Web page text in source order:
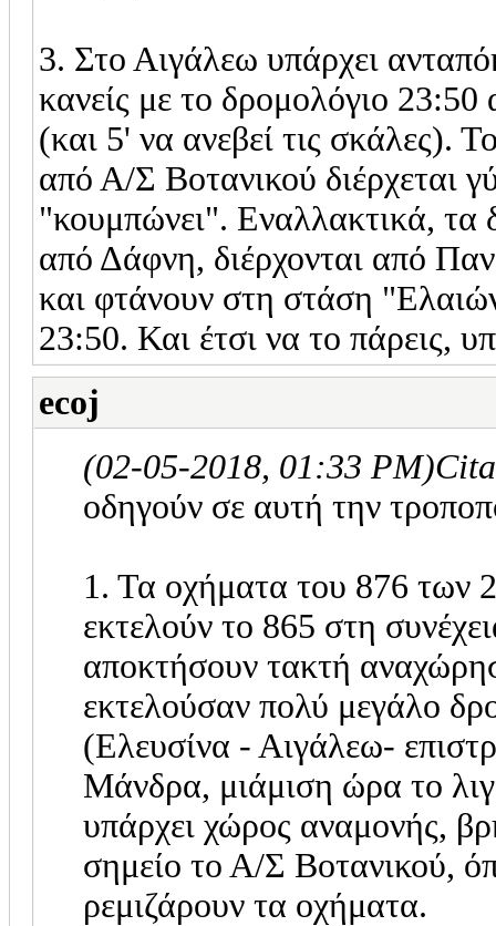
3. Στο Αιγάλεω υπάρχει
κανείς με το δρομολόγιο
(και 5' να ανεβεί τις σκάλες).
από Α/Σ Βοτανικού διέρχεται
"κουμπώνει". Εναλλακτικά, τα
από Δάφνη, διέρχονται από
και φτάνουν στη στάση
23:50. Και έτσι να το πάρεις,
ecoj
(02-05-2018, 01:33 PM)
οδηγούν σε αυτή την
1. Τα οχήματα του 876 των
εκτελούν το 865 στη
αποκτήσουν τακτή
εκτελούσαν πολύ μεγάλο
(Ελευσίνα - Αιγάλεω-
Μάνδρα, μιάμιση ώρα το
υπάρχει χώρος αναμονής,
σημείο το Α/Σ Βοτανικού,
ρεμιζάρουν τα οχήματα.